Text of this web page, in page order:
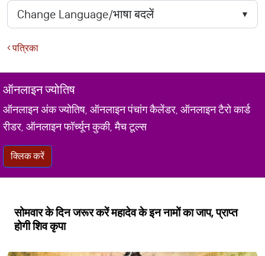
पत्रिका
ऑनलाइन ज्योतिष
ऑनलाइन अंक ज्योतिष, ऑनलाइन पंचांग कैलेंडर, ऑनलाइन टैरो कार्ड
रीडर, ऑनलाइन फॉर्च्यून कुकी, मैच टूल्स
क्लिक करें
सोमवार के दिन जरूर करें महादेव के इन नामों का जाप, प्राप्त
होगी शिव कृपा